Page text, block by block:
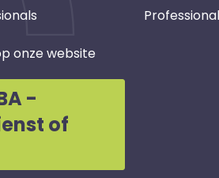
onze website
-
of